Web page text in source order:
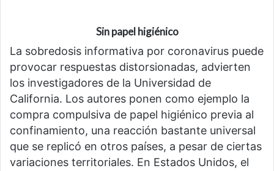
Sin papel higiénico
La sobredosis informativa por coronavirus puede
provocar respuestas distorsionadas, advierten
los investigadores de la Universidad de
California. Los autores ponen como ejemplo la
compra compulsiva de papel higiénico previa al
confinamiento, una reacción bastante universal
que se replicó en otros países, a pesar de ciertas
variaciones territoriales. En Estados Unidos, el